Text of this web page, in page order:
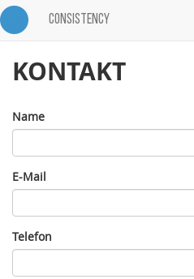
CONSISTENCY
KONTAKT
Name
E-Mail
Telefon